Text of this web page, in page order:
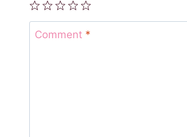
5
Stars
4
Stars
3
Stars
2
Stars
1
Star
Comment *